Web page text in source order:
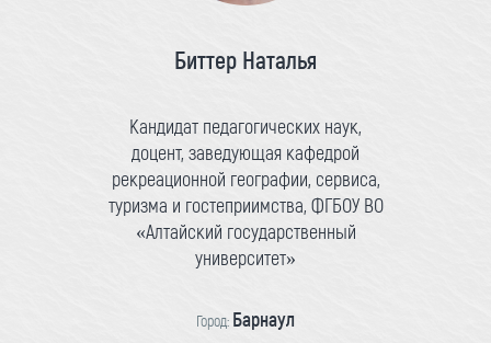
Биттер Наталья
Кандидат педагогических наук,
доцент, заведующая кафедрой
рекреационной географии, сервиса,
туризма и гостеприимства, ФГБОУ ВО
«Алтайский государственный
университет»
Город: Барнаул